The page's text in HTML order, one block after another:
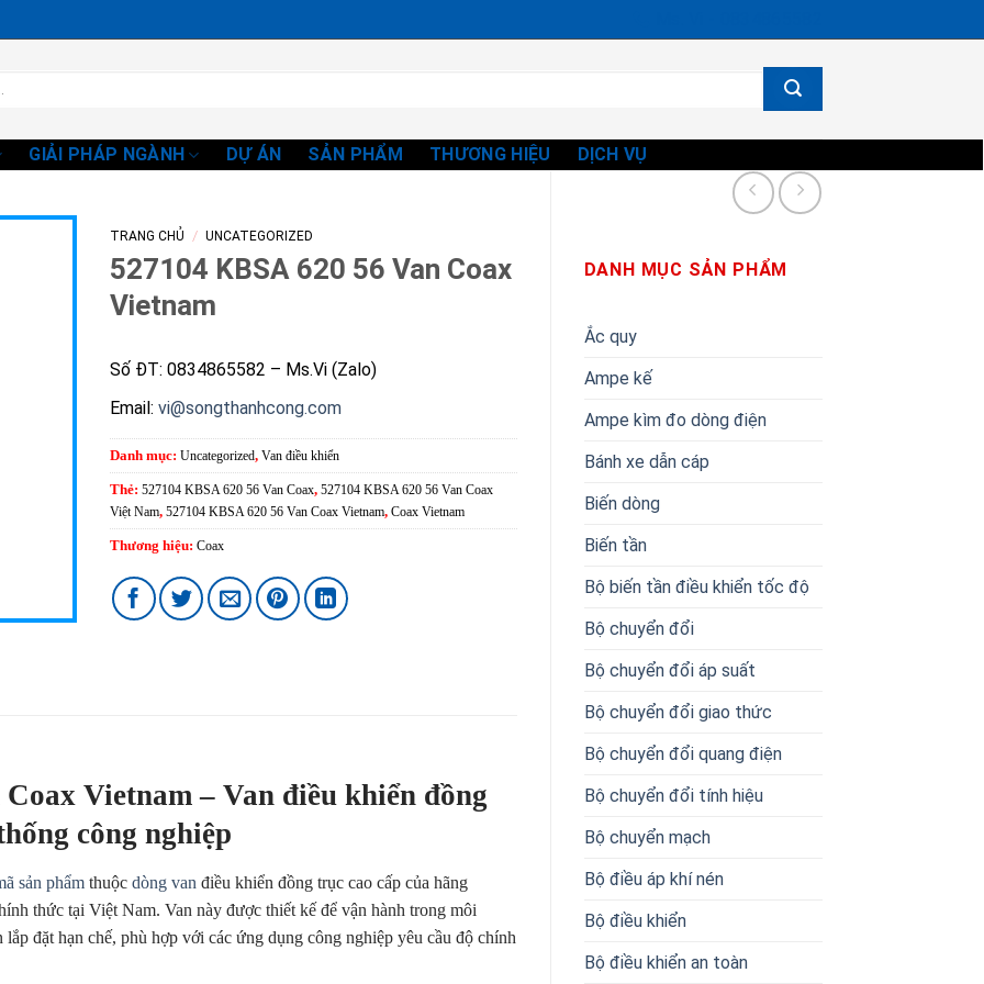
GIẢI PHÁP NGÀNH DỰ ÁN SẢN PHẨM THƯƠNG HIỆU DỊCH VỤ
DANH MỤC SẢN PHẨM
Ắc quy
Ampe kế
Ampe kìm đo dòng điện
Bánh xe dẫn cáp
Biến dòng
Biến tần
Bộ biến tần điều khiển tốc độ
Bộ chuyển đổi
Bộ chuyển đổi áp suất
Bộ chuyển đổi giao thức
Bộ chuyển đổi quang điện
Bộ chuyển đổi tính hiệu
Bộ chuyển mạch
Bộ điều áp khí nén
Bộ điều khiển
Bộ điều khiển an toàn
TRANG CHỦ / UNCATEGORIZED
527104 KBSA 620 56 Van Coax
Vietnam
Số ĐT: 0834865582 – Ms.Vi (Zalo)
Email: vi@songthanhcong.com
Danh mục: Uncategorized, Van điều khiển
Thẻ: 527104 KBSA 620 56 Van Coax, 527104 KBSA 620 56 Van Coax
Việt Nam, 527104 KBSA 620 56 Van Coax Vietnam, Coax Vietnam
Thương hiệu: Coax
Vietnam – Van điều khiển đồng
công nghiệp
sản phẩm thuộc dòng van điều khiển đồng trục cao cấp của hãng
thức tại Việt Nam. Van này được thiết kế để vận hành trong môi
đặt hạn chế, phù hợp với các ứng dụng công nghiệp yêu cầu độ chính